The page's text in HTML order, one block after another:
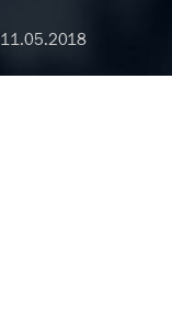
11.05.2018